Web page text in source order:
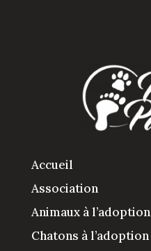
Accueil
Association
Animaux à l’adoption
Chatons à l’adoption